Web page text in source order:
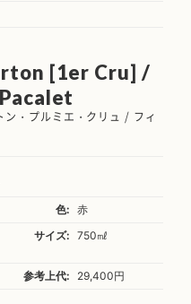
[1er Cru] /
ン・プルミエ・クリュ / フィ
色:
赤
サイズ: 750㎖
参考上代:
29,400円